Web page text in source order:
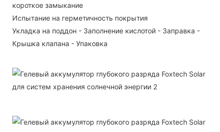
короткое замыкание
Испытание на герметичность покрытия
Укладка на поддон - Заполнение кислотой - Заправка -
Крышка клапана - Упаковка